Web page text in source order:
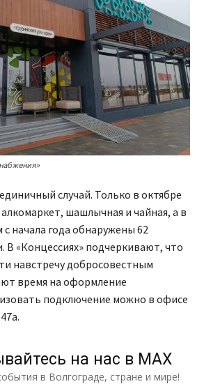
случай. Только в октябре
шашлычная и чайная, а в
начала года обнаружены 62
В «Концессиях» подчеркивают, что
навстречу добросовестным
время на оформление
подключение можно в офисе
на нас в МАХ
в Волгограде, стране и мире!